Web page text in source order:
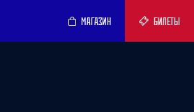
МАГАЗИН БИЛЕТЫ